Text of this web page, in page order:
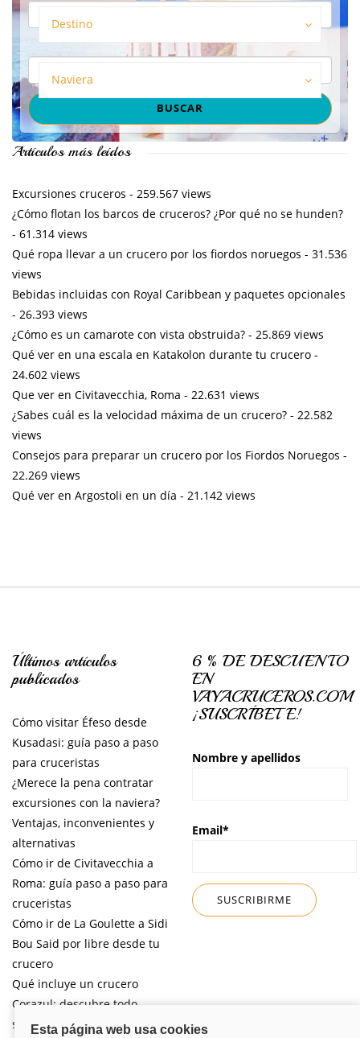
Destino
Naviera
Artículos más leídos
Excursiones cruceros - 259.567 views
¿Cómo flotan los barcos de cruceros? ¿Por qué no se hunden?
- 61.314 views
Qué ropa llevar a un crucero por los fiordos noruegos - 31.536
views
Bebidas incluidas con Royal Caribbean y paquetes opcionales
- 26.393 views
¿Cómo es un camarote con vista obstruida? - 25.869 views
Qué ver en una escala en Katakolon durante tu crucero -
24.602 views
Que ver en Civitavecchia, Roma - 22.631 views
¿Sabes cuál es la velocidad máxima de un crucero? - 22.582
views
Consejos para preparar un crucero por los Fiordos Noruegos -
22.269 views
Qué ver en Argostoli en un día - 21.142 views
Últimos artículos
publicados
Cómo visitar Éfeso desde
Kusadasi: guía paso a paso
para cruceristas
¿Merece la pena contratar
excursiones con la naviera?
Ventajas, inconvenientes y
alternativas
Cómo ir de Civitavecchia a
Roma: guía paso a paso para
cruceristas
Cómo ir de La Goulette a Sidi
Bou Said por libre desde tu
crucero
Qué incluye un crucero
Corazul: descubre todo
sobre esta naviera pensada
6 % DE DESCUENTO
EN
VAYACRUCEROS.COM
¡SUSCRÍBETE!
Nombre y apellidos
Email*